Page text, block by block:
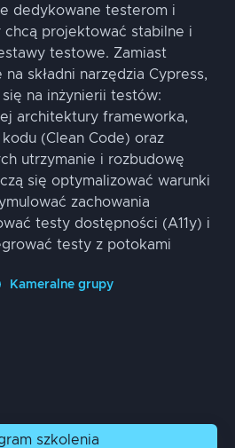
dedykowane testerom i
chcą projektować stabilne i
testowe. Zamiast
na składni narzędzia Cypress,
na inżynierii testów:
architektury frameworka,
(Clean Code) oraz
utrzymanie i rozbudowę
się optymalizować warunki
zachowania
testy dostępności (A11y) i
testy z potokami
Kameralne grupy
szkolenia